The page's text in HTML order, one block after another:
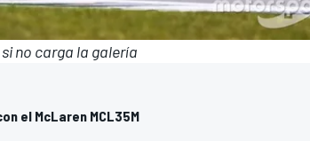
no carga la galería
el McLaren MCL35M